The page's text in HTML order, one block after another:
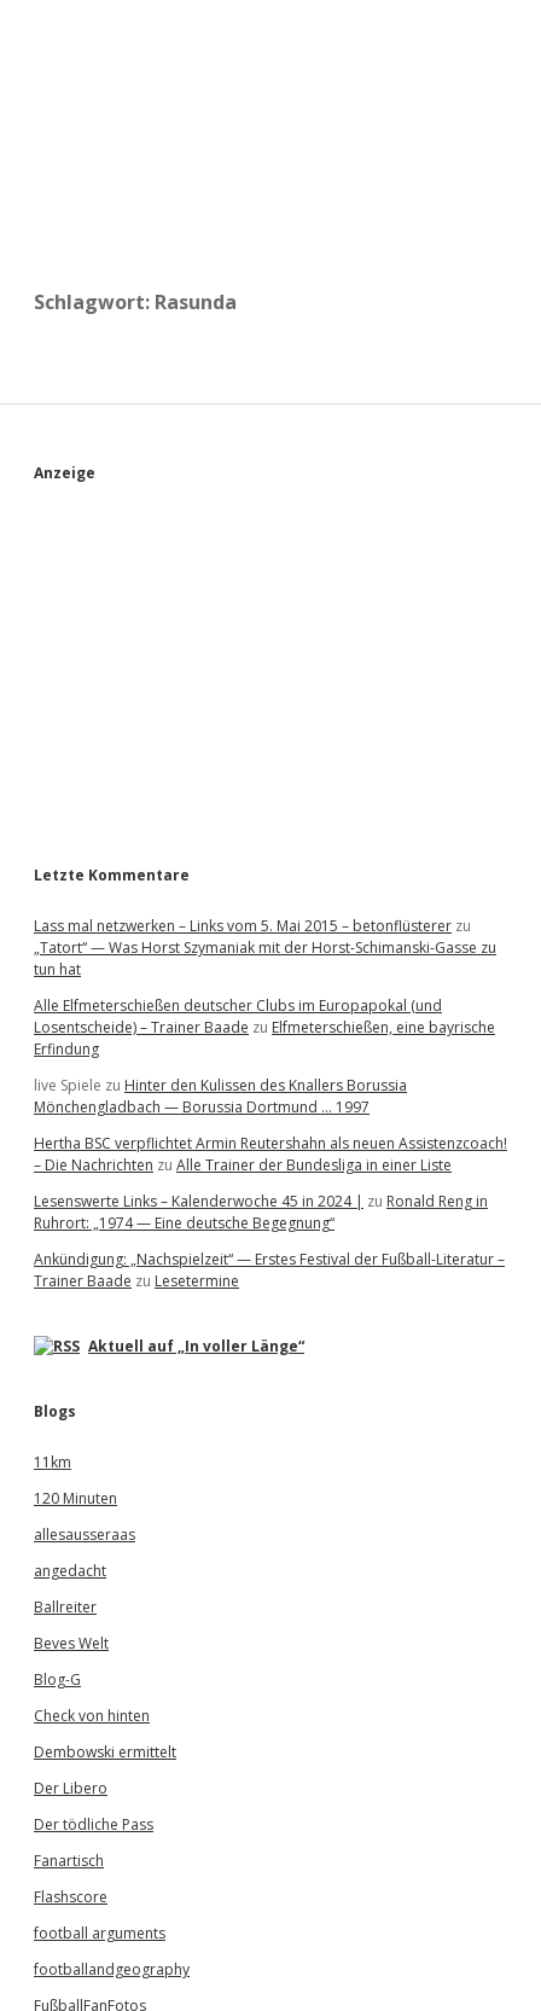
Schlagwort: Rasunda
S
Anzeige
Letzte Kommentare
Lass mal netzwerken – Links vom 5. Mai 2015 – betonflüsterer zu
„Tatort“ — Was Horst Szymaniak mit der Horst-Schimanski-Gasse zu
tun hat
Alle Elfmeterschießen deutscher Clubs im Europapokal (und
Losentscheide) – Trainer Baade zu Elfmeterschießen, eine bayrische
Erfindung
live Spiele zu Hinter den Kulissen des Knallers Borussia
Mönchengladbach — Borussia Dortmund … 1997
Hertha BSC verpflichtet Armin Reutershahn als neuen Assistenzcoach!
– Die Nachrichten zu Alle Trainer der Bundesliga in einer Liste
Lesenswerte Links – Kalenderwoche 45 in 2024 | zu Ronald Reng in
Ruhrort: „1974 — Eine deutsche Begegnung“
Ankündigung: „Nachspielzeit“ — Erstes Festival der Fußball-Literatur –
Trainer Baade zu Lesetermine
Aktuell auf „In voller Länge“
Blogs
11km
120 Minuten
allesausseraas
angedacht
Ballreiter
Beves Welt
Blog-G
Check von hinten
Dembowski ermittelt
Der Libero
Der tödliche Pass
Fanartisch
Flashscore
football arguments
footballandgeography
FußballFanFotos